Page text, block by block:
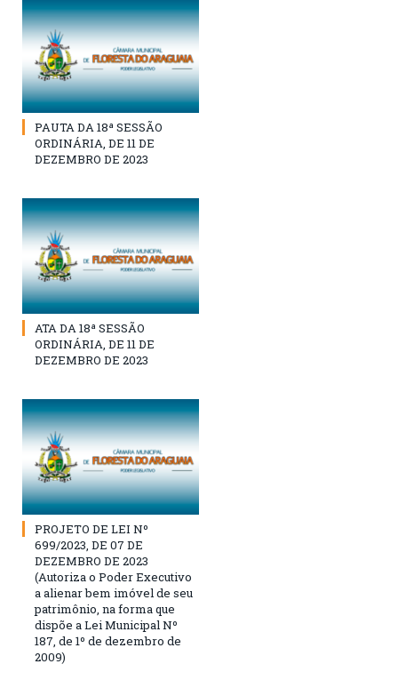
PAUTA DA 18ª SESSÃO
ORDINÁRIA, DE 11 DE
DEZEMBRO DE 2023
ATA DA 18ª SESSÃO
ORDINÁRIA, DE 11 DE
DEZEMBRO DE 2023
PROJETO DE LEI Nº
699/2023, DE 07 DE
DEZEMBRO DE 2023
(Autoriza o Poder Executivo
a alienar bem imóvel de seu
patrimônio, na forma que
dispõe a Lei Municipal Nº
187, de 1º de dezembro de
2009)